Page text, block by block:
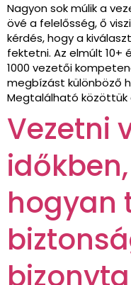
Nagyon sok múlik a
övé a felelősség, ő
kérdés, hogy a
fektetni. Az elmúlt 10+
1000 vezetői
megbízást különböző
Megtalálható
Vezetni
hogyan